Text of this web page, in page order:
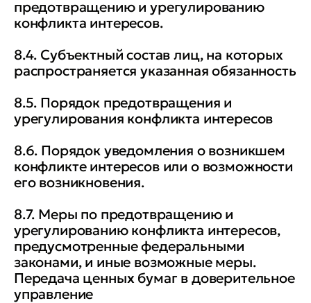
предотвращению и урегулированию
конфликта интересов.
8.4. Субъектный состав лиц, на которых
распространяется указанная обязанность
8.5. Порядок предотвращения и
урегулирования конфликта интересов
8.6. Порядок уведомления о возникшем
конфликте интересов или о возможности
его возникновения.
8.7. Меры по предотвращению и
урегулированию конфликта интересов,
предусмотренные федеральными
законами, и иные возможные меры.
Передача ценных бумаг в доверительное
управление